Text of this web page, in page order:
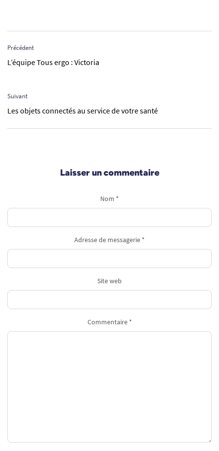
Précédent
L’équipe Tous ergo : Victoria
Suivant
Les objets connectés au service de votre santé
Laisser un commentaire
Nom *
Adresse de messagerie *
Site web
Commentaire *